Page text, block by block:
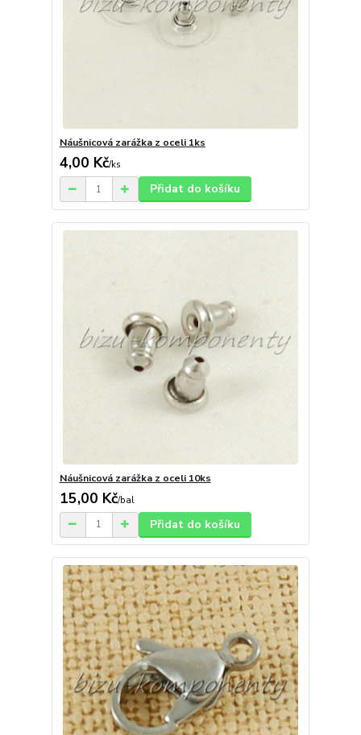
Náušnicová zarážka z oceli 1ks
4,00 Kč/ks
Přidat do košíku
Náušnicová zarážka z oceli 10ks
15,00 Kč/bal
Přidat do košíku